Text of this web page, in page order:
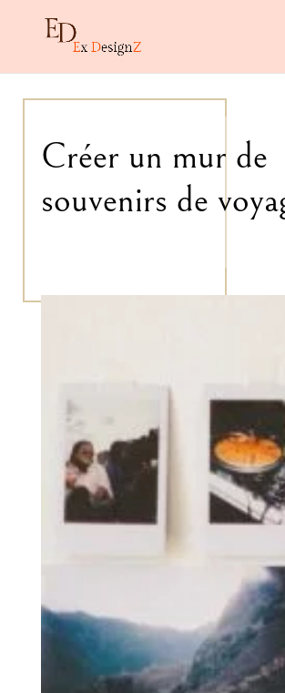
Créer un mur de
souvenirs de